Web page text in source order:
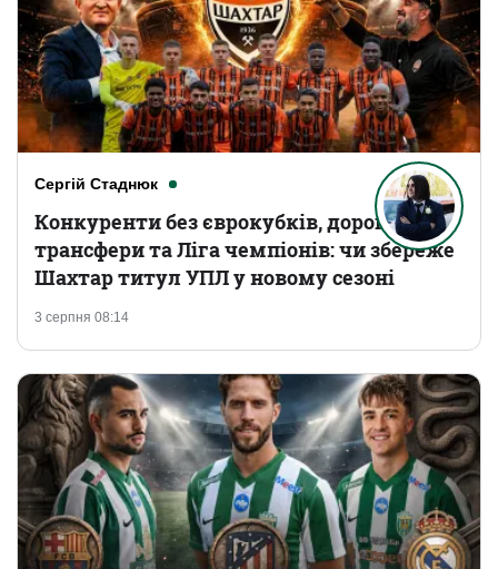
Сергій Стаднюк
3 серпня 08:14
Конкуренти без єврокубків, дорогі
трансфери та Ліга чемпіонів: чи збереже
Шахтар титул УПЛ у новому сезоні